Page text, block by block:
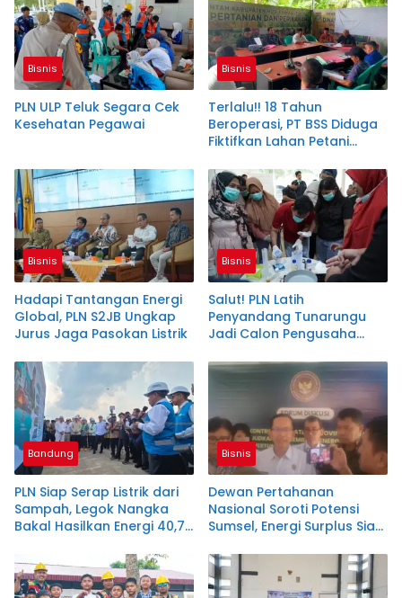
Bisnis
PLN ULP Teluk Segara Cek
Kesehatan Pegawai
Bisnis
Terlalu!! 18 Tahun
Beroperasi, PT BSS Diduga
Fiktifkan Lahan Petani
Bisnis
Hadapi Tantangan Energi
Global, PLN S2JB Ungkap
Jurus Jaga Pasokan Listrik
Bisnis
Salut! PLN Latih
Penyandang Tunarungu
Jadi Calon Pengusaha
Bandung
PLN Siap Serap Listrik dari
Sampah, Legok Nangka
Bakal Hasilkan Energi 40,79
Bisnis
Dewan Pertahanan
Nasional Soroti Potensi
Sumsel, Energi Surplus Siap